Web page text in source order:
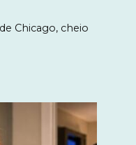
Chicago, cheio